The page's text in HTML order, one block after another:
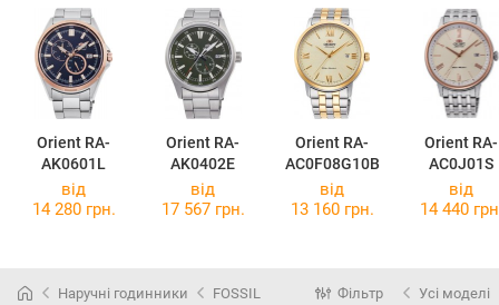
Orient RA-
AK0601L
Orient RA-
AK0402E
Orient RA-
AC0F08G10B
Orient RA-
AC0J01S
від
14 280 грн.
від
17 567 грн.
від
13 160 грн.
від
14 440
Наручні годинники FOSSIL Фільтр Усі моделі